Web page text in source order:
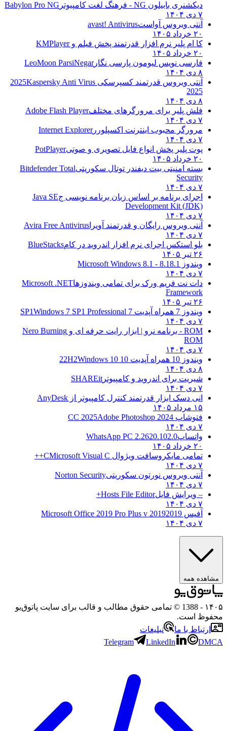
دیکشنری بابیلون NG - فرهنگ لغت کامپیوتر
Babylon Pro NG
۷ دی ۱۴۰۴
آنتی ویروس آواستavast! Antivirus
۲۰ خرداد ۱۴۰۵
کا ام پلیر نرم افزار قدرتمند پخش فیلم وKMPlayer
۲۰ خرداد ۱۴۰۵
فارسی نویس لیومون پارسی نگارLeoMoon ParsiNegar
۸ دی ۱۴۰۴
آنتی ویروس قدرتمند کسپرسکی 2025 Kaspersky Anti Virus
2025
۸ دی ۱۴۰۴
فلش پلیر برای مرورگرهای مختلفAdobe Flash Player
۷ دی ۱۴۰۴
مرورگر محبوب اینترنت اکسپلوررInternet Explorer
۷ دی ۱۴۰۴
پوت پلیر پخش انواع فایل تصویری و صوتیPotPlayer
۲۰ خرداد ۱۴۰۵
بسته امنیتی بیت دیفندر توتال سکوریتیBitdefender Total
Security
۷ دی ۱۴۰۴
اجرای برنامه بر اساس زبان برنامه نویسی جJava SE
Development Kit (JDK)
۷ دی ۱۴۰۴
آنتی ویروس رایگان و قدرتمند آویرا Avira Free Antivirus
۷ دی ۱۴۰۴
بلو استکس اجرای نرم افزار اندروید در کامBlueStacks
۲۶ تیر ۱۴۰۵
ویندوز 8.1
8.1 - Microsoft Windows 8.1
۷ دی ۱۴۰۴
دات نت فریم ورک برای تمامی ویندوزهاMicrosoft .NET
Framework
۲۶ تیر ۱۴۰۵
ویندوز 7 همراه آپدیت 7 SP1
Windows 7 SP1 Professional
۷ دی ۱۴۰۴
ROM - برنامه نرو | ابزار رایت حرفه ای و
Nero Burning
ROM
۷ دی ۱۴۰۴
ویندوز 10 همراه آپدیت 10 22H2
Windows 10
۸ دی ۱۴۰۴
شیریت برای اندروید و کامپیوتر SHAREit
۷ دی ۱۴۰۴
انی دسک ابزار قدرتمند کنترل کامپیوتر از AnyDesk
۱۵ مرداد ۱۴۰۵
فتوشاپ CC 2025 Adobe Photoshop 2024
۷ دی ۱۴۰۴
واتساپWhatsApp PC 2.2620.102.0
۲۰ خرداد ۱۴۰۵
تمامی مایکروسافت ویژوال C Microsoft Visual C++
۷ دی ۱۴۰۴
آنتی ویروس نورتون سکوریتیNorton Security
۷ دی ۱۴۰۴
– ویرایش فایلHosts File Editor+
۷ دی ۱۴۰۴
آفیس 2019 2019 Microsoft Office 2019 Pro Plus v
۷ دی ۱۴۰۴
مشاهده همه
۱۴۰۵
- 1388 © تمامی حقوق مطالب و قالب برای سایت پاتوق‌یو
محفوظ است.
ارتباط با ما
تبلیغات
Telegram
LinkedIn DMCA